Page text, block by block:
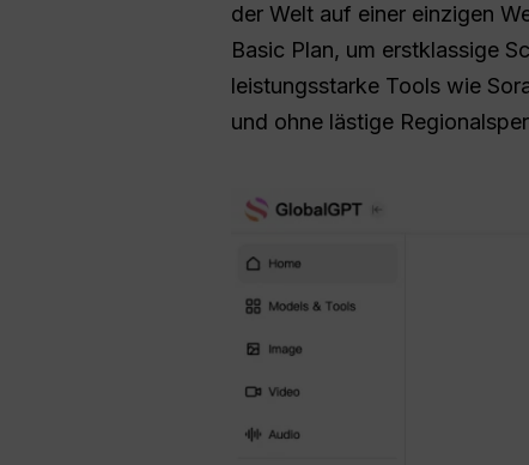
der Welt auf einer einzigen
Basic Plan, um erstklassige
leistungsstarke Tools wie
und ohne lästige